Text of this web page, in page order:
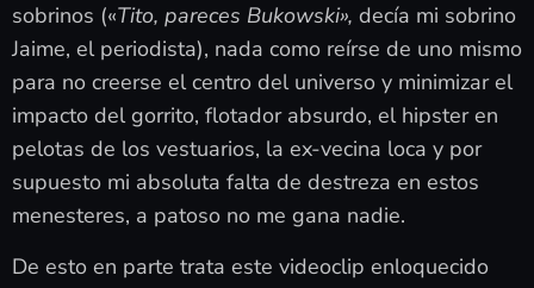
sobrinos («Tito, pareces Bukowski», decía mi sobrino
Jaime, el periodista), nada como reírse de uno mismo
para no creerse el centro del universo y minimizar el
impacto del gorrito, flotador absurdo, el hipster en
pelotas de los vestuarios, la ex-vecina loca y por
supuesto mi absoluta falta de destreza en estos
menesteres, a patoso no me gana nadie.
De esto en parte trata este videoclip enloquecido